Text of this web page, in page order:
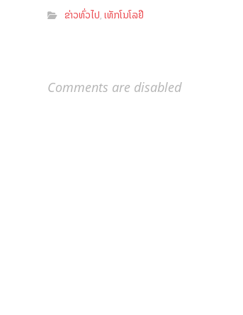
ຂ່າວທົ່ວໄປ,ເທັກໂນໂລຢີ
Comments are disabled